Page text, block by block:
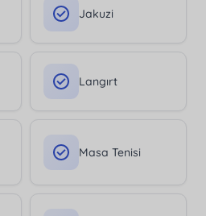
Jakuzi
Langırt
Masa Tenisi